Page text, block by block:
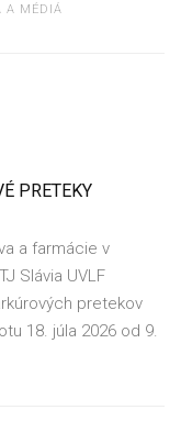
A MÉDIÁ
PRETEKY
a farmácie v
Slávia UVLF
pretekov
18. júla 2026 od 9.